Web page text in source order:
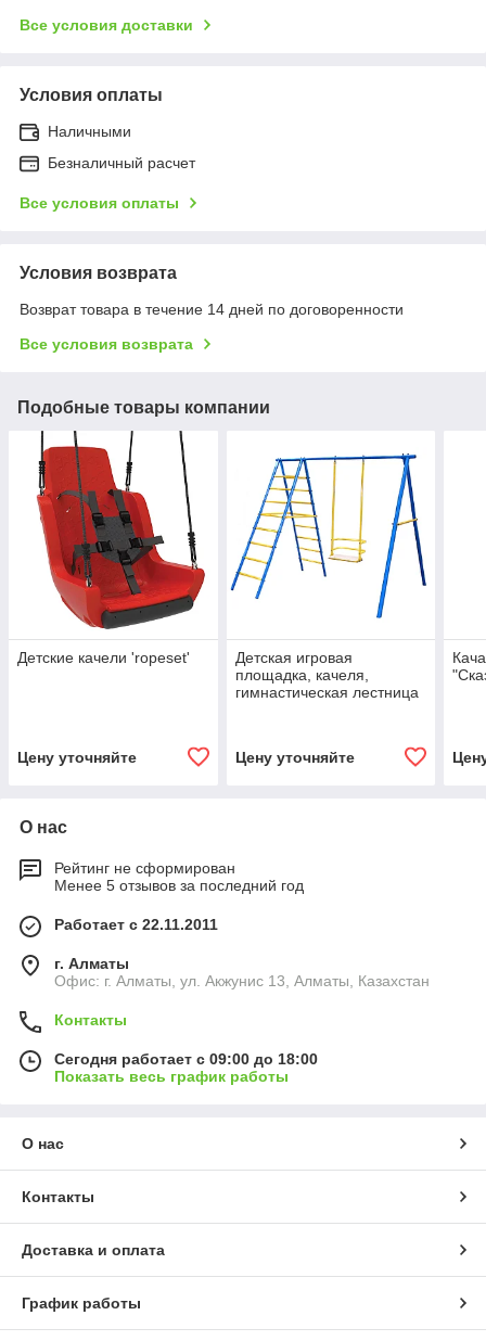
Все условия доставки
Условия оплаты
Наличными
Безналичный расчет
Все условия оплаты
Условия возврата
Возврат товара в течение 14 дней по договоренности
Все условия возврата
Подобные товары компании
Детские качели 'ropeset'
Цену уточняйте
Детская игровая
площадка, качеля,
гимнастическая лестница
Цену уточняйте
О нас
Рейтинг не сформирован
Менее 5 отзывов за последний год
Работает с 22.11.2011
г. Алматы
Офис: г. Алматы, ул. Акжунис 13, Алматы, Казахстан
Контакты
Сегодня работает с 09:00 до 18:00
Показать весь график работы
О нас
Контакты
Доставка и оплата
График работы